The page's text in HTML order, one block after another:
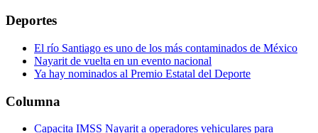
Deportes
El río Santiago es uno de los más contaminados de México
Nayarit de vuelta en un evento nacional
Ya hay nominados al Premio Estatal del Deporte
Columna
Capacita IMSS Nayarit a operadores vehiculares para